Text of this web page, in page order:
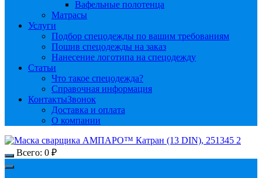
Вафельные полотенца
Матрасы
Услуги
Подбор спецодежды по вашим требованиям
Пошив спецодежды на заказ
Нанесение логотипа на спецодежду
Статьи
Что такое спецодежда?
Справочная информация
КонтактыЗвонок
Доставка и оплата
О компании
Всего: 0 ₽